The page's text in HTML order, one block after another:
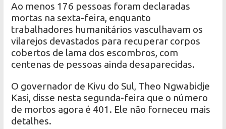
Ao menos 176 pessoas foram declaradas
mortas na sexta-feira, enquanto
trabalhadores humanitários vasculhavam os
vilarejos devastados para recuperar corpos
cobertos de lama dos escombros, com
centenas de pessoas ainda desaparecidas.
O governador de Kivu do Sul, Theo Ngwabidje
Kasi, disse nesta segunda-feira que o número
de mortos agora é 401. Ele não forneceu mais
detalhes.